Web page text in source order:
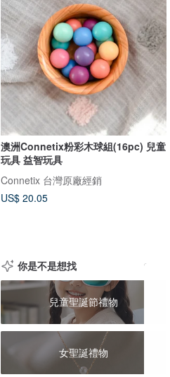
澳洲Connetix粉彩木球組(16pc) 兒童
玩具 益智玩具
Connetix 台灣原廠經銷
US$ 20.05
你是不是想找
兒童聖誕節禮物
女聖誕禮物